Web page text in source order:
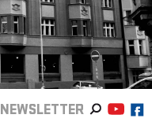
NEWSLETTER